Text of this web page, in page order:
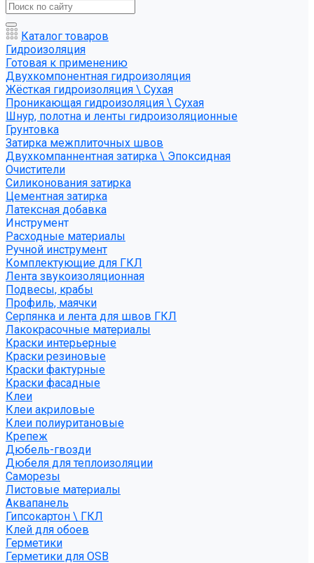
Каталог товаров
Гидроизоляция
Готовая к применению
Двухкомпонентная гидроизоляция
Жёсткая гидроизоляция \ Сухая
Проникающая гидроизоляция \ Сухая
Шнур, полотна и ленты гидроизоляционные
Грунтовка
Затирка межплиточных швов
Двухкомпаннентная затирка \ Эпоксидная
Очистители
Силиконования затирка
Цементная затирка
Латексная добавка
Инструмент
Расходные материалы
Ручной инструмент
Комплектующие для ГКЛ
Лента звукоизоляционная
Подвесы, крабы
Профиль, маячки
Серпянка и лента для швов ГКЛ
Лакокрасочные материалы
Краски интерьерные
Краски резиновые
Краски фактурные
Краски фасадные
Клеи
Клеи акриловые
Клеи полиуритановые
Крепеж
Дюбель-гвозди
Дюбеля для теплоизоляции
Саморезы
Листовые материалы
Аквапанель
Гипсокартон \ ГКЛ
Клей для обоев
Герметики
Герметики для OSB